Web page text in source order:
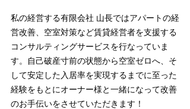
私の経営する有限会社 山長ではアパートの経
営改善、空室対策など賃貸経営者を支援する
コンサルティングサービスを行なっていま
す。自己破産寸前の状態から空室ゼロへ、そ
して安定した入居率を実現するまでに至った
経験をもとにオーナー様と一緒になって改善
のお手伝いをさせていただきます！